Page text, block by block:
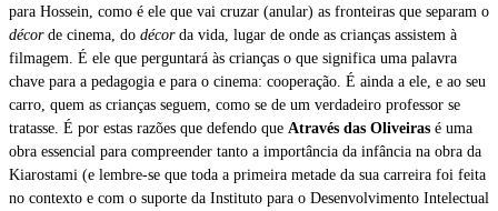
para Hossein, como é ele que vai cruzar (anular) as fronteiras que separam o
décorde cinema, do décorda vida, lugar de onde as crianças assistem à
filmagem. É ele que perguntará às crianças o que significa uma palavra
chave para a pedagogia e para o cinema: cooperação. É ainda a ele, e ao seu
carro, quem as crianças seguem, como se de um verdadeiro professor se
tratasse. É por estas razões que defendo que Através das Oliveiras é uma
obra essencial para compreender tanto a importância da infância na obra da
Kiarostami (e lembre-se que toda a primeira metade da sua carreira foi feita
no contexto e com o suporte da Instituto para o Desenvolvimento Intelectual